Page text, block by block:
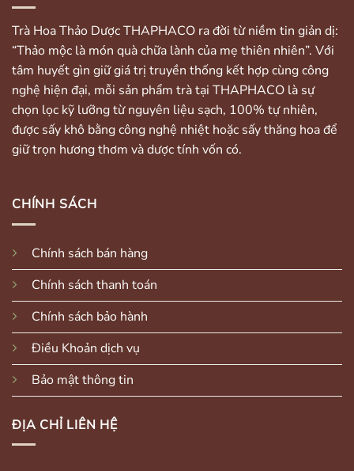
Trà Hoa Thảo Dược THAPHACO ra đời từ niềm tin giản dị:
“Thảo mộc là món quà chữa lành của mẹ thiên nhiên”. Với
tâm huyết gìn giữ giá trị truyền thống kết hợp cùng công
nghệ hiện đại, mỗi sản phẩm trà tại THAPHACO là sự
chọn lọc kỹ lưỡng từ nguyên liệu sạch, 100% tự nhiên,
được sấy khô bằng công nghệ nhiệt hoặc sấy thăng hoa để
giữ trọn hương thơm và dược tính vốn có.
CHÍNH SÁCH
Chính sách bán hàng
Chính sách thanh toán
Chính sách bảo hành
Điều Khoản dịch vụ
Bảo mật thông tin
ĐỊA CHỈ LIÊN HỆ